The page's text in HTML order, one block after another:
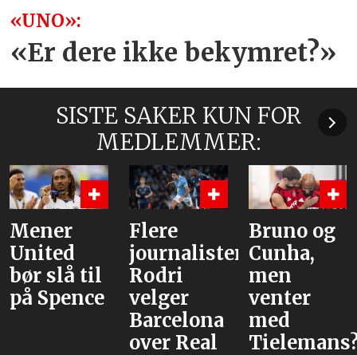
«UNO»:
«Er dere ikke bekymret?»
SISTE SAKER KUN FOR
MEDLEMMER:
Flere
journalister:
Rodri
velger
Bruno og
Cunha,
men
venter
med
Tielemans?
Hva er